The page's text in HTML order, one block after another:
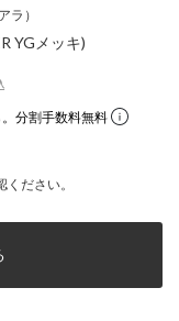
ラ）
YGメッキ)
分割手数料無料
ださい。